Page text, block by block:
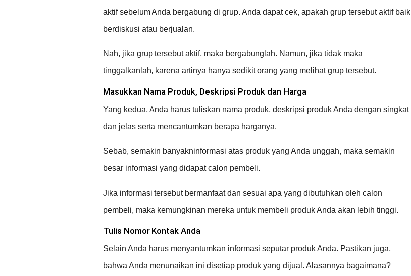
aktif sebelum Anda bergabung di grup. Anda dapat cek, apakah grup tersebut aktif baik
berdiskusi atau berjualan.
Nah, jika grup tersebut aktif, maka bergabunglah. Namun, jika tidak maka
tinggalkanlah, karena artinya hanya sedikit orang yang melihat grup tersebut.
Masukkan Nama Produk, Deskripsi Produk dan Harga
Yang kedua, Anda harus tuliskan nama produk, deskripsi produk Anda dengan singkat
dan jelas serta mencantumkan berapa harganya.
Sebab, semakin banyakninformasi atas produk yang Anda unggah, maka semakin
besar informasi yang didapat calon pembeli.
Jika informasi tersebut bermanfaat dan sesuai apa yang dibutuhkan oleh calon
pembeli, maka kemungkinan mereka untuk membeli produk Anda akan lebih tinggi.
Tulis Nomor Kontak Anda
Selain Anda harus menyantumkan informasi seputar produk Anda. Pastikan juga,
bahwa Anda menunaikan ini disetiap produk yang dijual. Alasannya bagaimana?